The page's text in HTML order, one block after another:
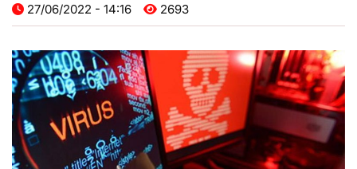
27/06/2022 - 14:16
2693